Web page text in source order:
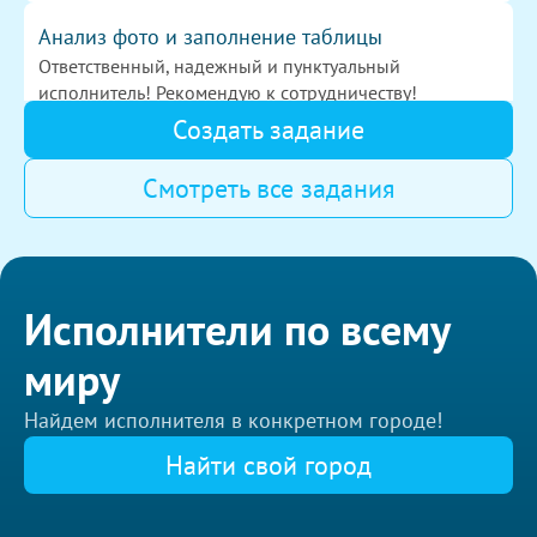
Анализ фото и заполнение таблицы
Ответственный, надежный и пунктуальный
исполнитель! Рекомендую к сотрудничеству!
Аудит менеджера по продажам
Великолепная работа, рекомендую исполнителя
Курсовая работа на тему: Организаци
Все замечательно. Делает правки, выслушивает
заказчика, делает так, как нужно. Огромное спасибо!
1000
Екатеринбург
Создать задание
Смотреть все задания
Исполнители по всему
миру
Найдем исполнителя в конкретном городе!
Найти свой город